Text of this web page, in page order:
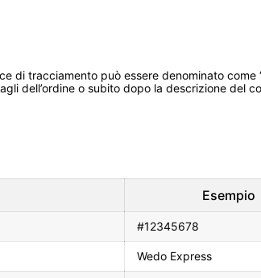
di tracciamento può essere denominato come
dell’ordine o subito dopo la descrizione del
Esempio
#12345678
Wedo Express